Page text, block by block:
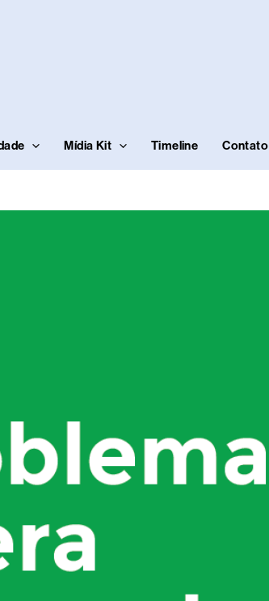
Mídia Kit Timeline Contato